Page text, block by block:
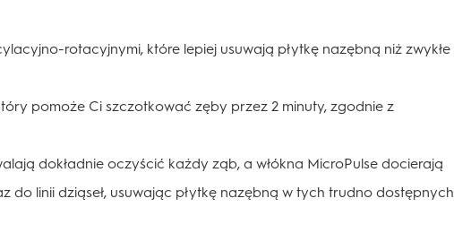
rotacyjnymi, które lepiej usuwają płytkę nazębną niż zwykłe
pomoże Ci szczotkować zęby przez 2 minuty, zgodnie z
dokładnie oczyścić każdy ząb, a włókna MicroPulse docierają
do linii dziąseł, usuwając płytkę nazębną w tych trudno dostępnych